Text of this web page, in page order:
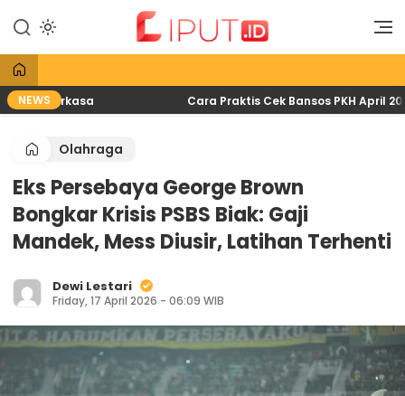
konten
Liput
Liputan Digital
NEWS
Perkasa Cara Praktis Cek Bansos PKH April 2026
Olahraga
Eks Persebaya George Brown
Bongkar Krisis PSBS Biak: Gaji
Mandek, Mess Diusir, Latihan Terhenti
Dewi Lestari
Friday, 17 April 2026 - 06:09 WIB